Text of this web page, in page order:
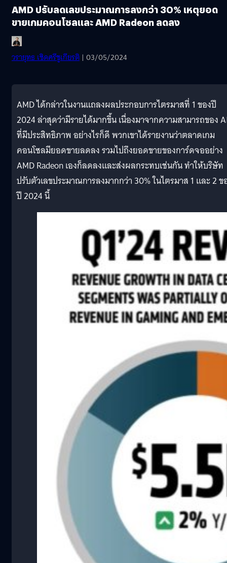
AMD ปรับลดเลขประมาณการลงกว่า 30% เหตุยอด
ขายเกมคอนโซลและ AMD Radeon ลดลง
วรายุทธ เชิดศรีชูเกียรติ | 03/05/2024
AMD ได้กล่าวในงานแถลงผลประกอบการไตรมาสที่ 1 ของปี
2024 ล่าสุดว่ามีรายได้มากขึ้น เนื่องมาจากความสามารถของ
ที่มีประสิทธิภาพ อย่างไรก็ดี พวกเขาได้รายงานว่าตลาดเกม
คอนโซลมียอดขายลดลง รวมไปถึงยอดขายของการ์ดจออย่าง
AMD Radeon เองก็ลดลงและส่งผลกระทบเช่นกัน ทำให้บริษัท
ปรับตัวเลขประมาณการลงมากกว่า 30% ในไตรมาส 1 และ 2 ข
ปี 2024 นี้